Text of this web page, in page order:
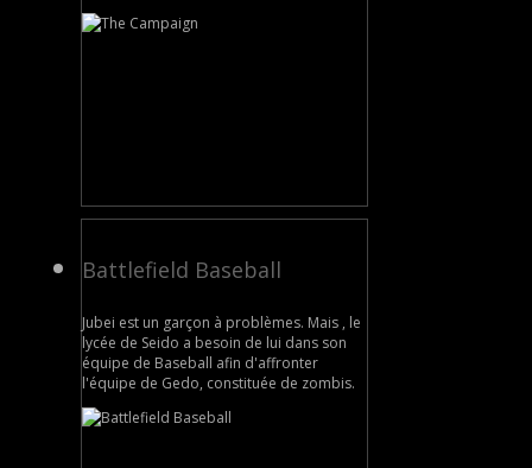
Battlefield Baseball
Jubei est un garçon à problèmes. Mais , le
lycée de Seido a besoin de lui dans son
équipe de Baseball afin d'affronter
l'équipe de Gedo, constituée de zombis.